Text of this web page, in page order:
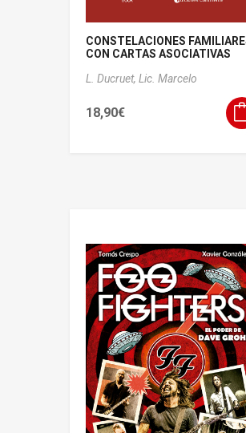
CONSTELACIONES
CON CARTAS ASOCIATIVAS
L. Ducruet, Lic. Marcelo
18,90€